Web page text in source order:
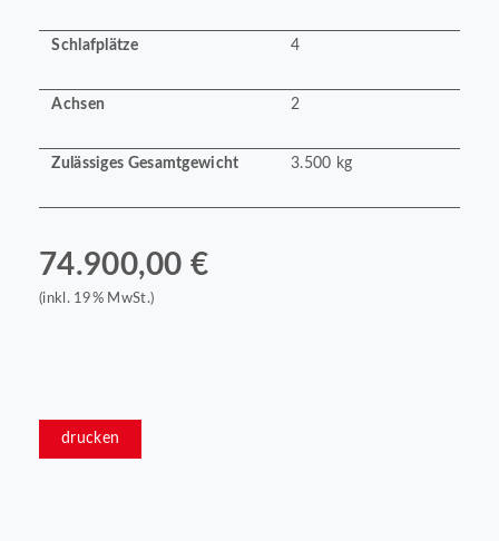
Schlafplätze 4
Achsen 2
Zulässiges Gesamtgewicht 3.500 kg
74.900,00 €
(inkl. 19% MwSt.)
drucken